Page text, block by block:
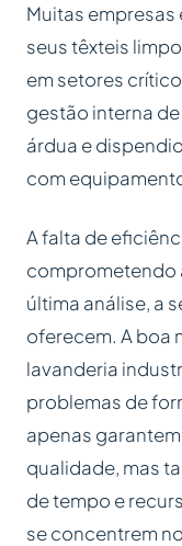
Muitas
seus têxteis
em setores
gestão interna
árdua e
com
A falta de
comprometendo
última análise, a
oferecem. A boa
lavanderia
problemas de
apenas
qualidade, mas
de tempo e
se concentrem